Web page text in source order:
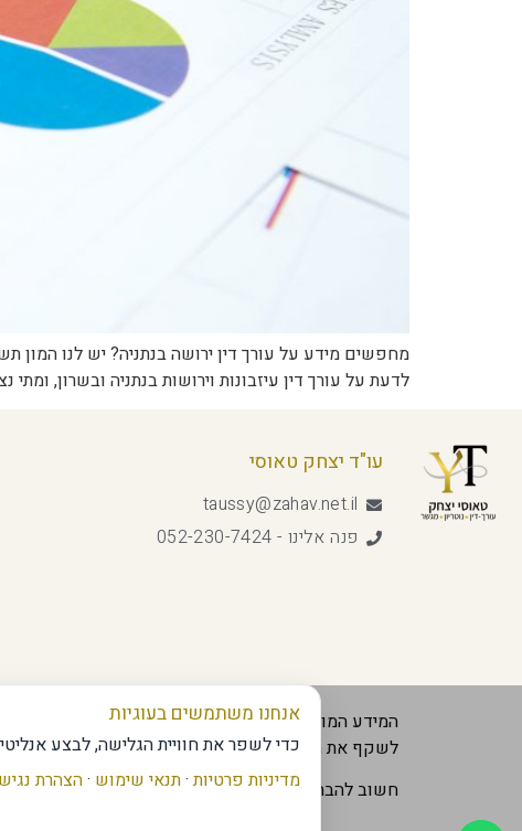
מחפשים מידע על עורך דין ירושה בנתניה? יש לנו המון
לדעת על עורך דין עיזבונות וירושות בנתניה ובשרון, ומתי נצטרך לפנות
עו"ד יצחק טאוסי
taussy@zahav.net.il
פנה אלינו - 052-230-7424
המידע המוצג באתר נועד לספק למשתמשים תוכן
לשקף את המידע הרלוונטי ביותר, במטרה לשפר את
חשוב להבהיר שהמידע המוצג באתר מבוסס על מקורות
אנחנו משתמשים בעוגיות
כדי לשפר את חוויית הגלישה, לבצע
מדיניות פרטיות·תנאי שימוש ·הצהרת